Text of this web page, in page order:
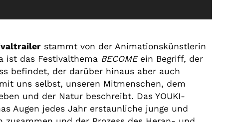
stammt von der Animationskünstlerin
ist das Festivalthema BECOMEein Begriff, der
befindet, der darüber hinaus aber auch
uns selbst, unseren Mitmenschen, dem
und der Natur beschreibt. Das YOUKI-
Augen jedes Jahr erstaunliche junge und